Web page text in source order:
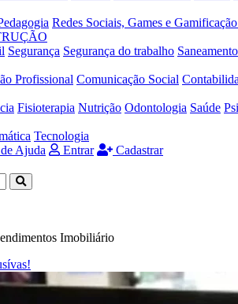
Redes Sociais, Games e
Segurança Segurança do trabalho Saneamento
Profissional Comunicação Social
Fisioterapia Nutrição Odontologia Saúde
Tecnologia
Ajuda Entrar Cadastrar
Imobiliário